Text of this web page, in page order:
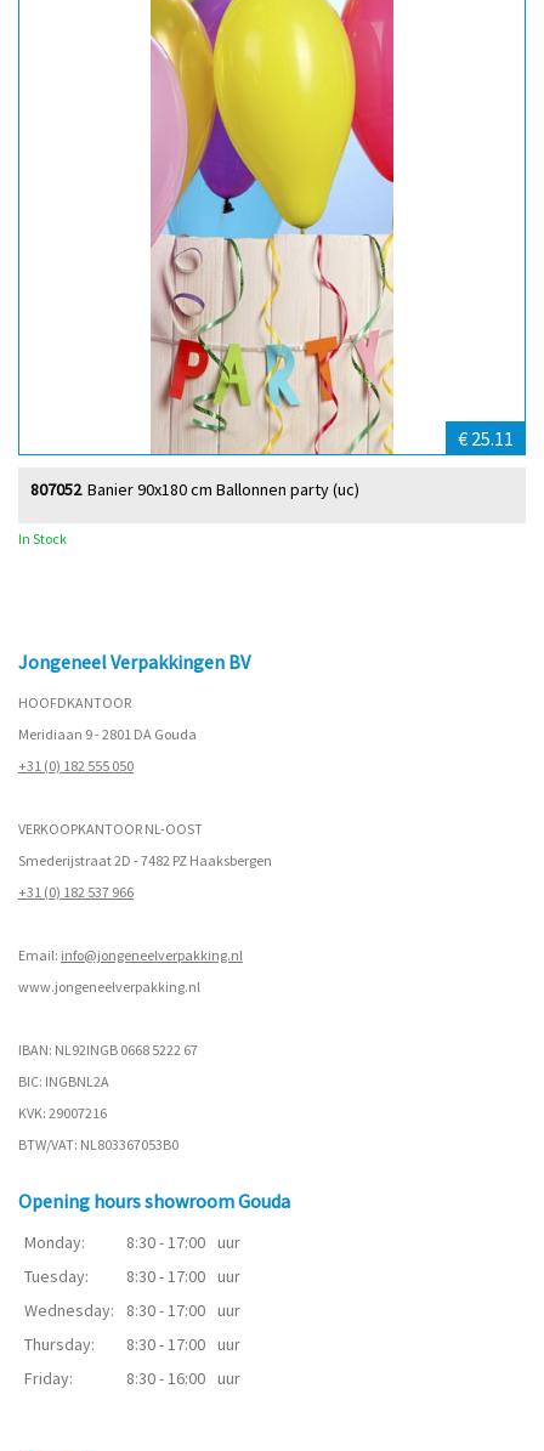
€ 25.11
Banier 90x180 cm Ballonnen party (uc)
807052
In Stock
Jongeneel Verpakkingen BV
HOOFDKANTOOR
Meridiaan 9 - 2801 DA Gouda
+31 (0) 182 555 050
VERKOOPKANTOOR NL-OOST
Smederijstraat 2D - 7482 PZ Haaksbergen
+31 (0) 182 537 966
Email: info@jongeneelverpakking.nl
www.jongeneelverpakking.nl
IBAN: NL92INGB 0668 5222 67
BIC: INGBNL2A
KVK: 29007216
BTW/VAT: NL803367053B0
Opening hours showroom Gouda
Monday: 8:30 - 17:00 uur
Tuesday:
8:30 - 17:00 uur
Wednesday:
8:30 - 17:00 uur
Thursday:
8:30 - 17:00 uur
Friday:
8:30 - 16:00 uur